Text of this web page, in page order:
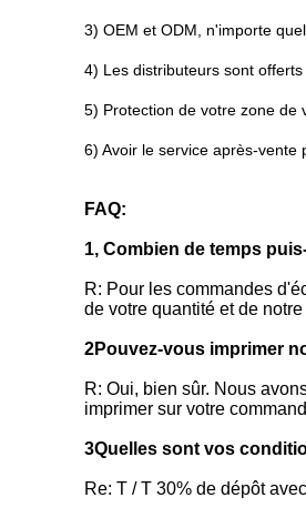
3) OEM et ODM, n'importe
4) Les distributeurs sont
5) Protection de votre zone de
6) Avoir le service après-vente
FAQ:
1, Combien de temps
R: Pour les commandes
de votre quantité et de
2Pouvez-vous imprimer
R: Oui, bien sûr. Nous
imprimer sur votre
3Quelles sont vos
Re: T / T 30% de dépôt